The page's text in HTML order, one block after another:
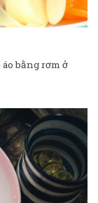
bằng rơm ở